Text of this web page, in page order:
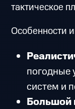
тактическое
Особенности
погодные
систем и
Большой